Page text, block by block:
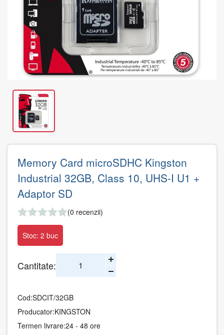
Memory Card microSDHC Kingston
Industrial 32GB, Class 10, UHS-I U1 +
Adaptor SD
(0 recenzii)
Stoc: 2 buc
Cantitate:
Cod:SDCIT/32GB
Producator:KINGSTON
Termen livrare:24 - 48 ore